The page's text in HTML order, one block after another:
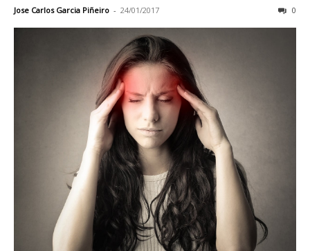
Jose Carlos Garcia Piñeiro - 24/01/2017 0